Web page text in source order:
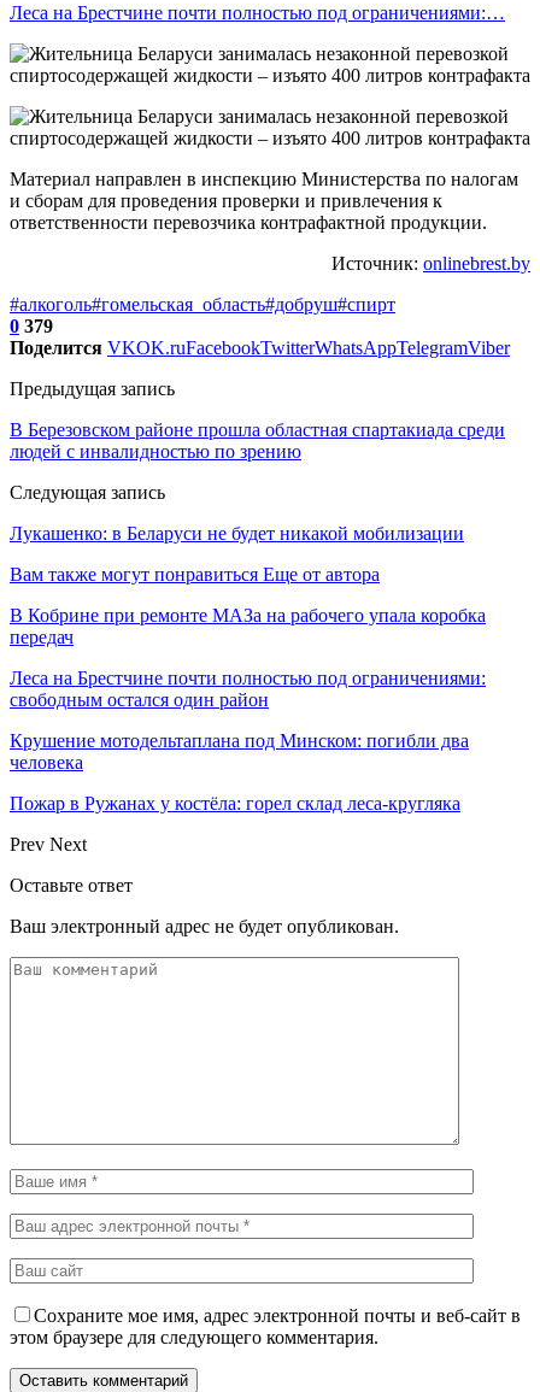
Леса на Брестчине почти полностью под ограничениями:…
Материал направлен в инспекцию Министерства по налогам
и сборам для проведения проверки и привлечения к
ответственности перевозчика контрафактной продукции.
Источник: onlinebrest.by
#алкоголь#гомельская_область#добруш#спирт
0 379
Поделится VKOK.ruFacebookTwitterWhatsAppTelegramViber
Предыдущая запись
В Березовском районе прошла областная спартакиада среди
людей с инвалидностью по зрению
Следующая запись
Лукашенко: в Беларуси не будет никакой мобилизации
Вам также могут понравиться Еще от автора
В Кобрине при ремонте МАЗа на рабочего упала коробка
передач
Леса на Брестчине почти полностью под ограничениями:
свободным остался один район
Крушение мотодельтаплана под Минском: погибли два
человека
Пожар в Ружанах у костёла: горел склад леса-кругляка
Prev Next
Оставьте ответ
Ваш электронный адрес не будет опубликован.
Сохраните мое имя, адрес электронной почты и веб-сайт в
этом браузере для следующего комментария.